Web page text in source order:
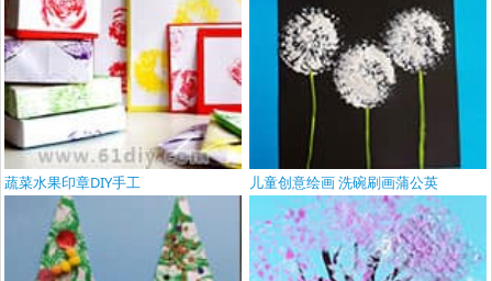
蔬菜水果印章DIY手工 儿童创意绘画 洗碗刷画蒲公英